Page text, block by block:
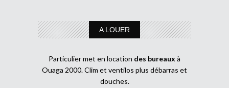
A LOUER
Particulier met en location des bureaux à
Ouaga 2000. Clim et ventilos plus débarras et
douches.